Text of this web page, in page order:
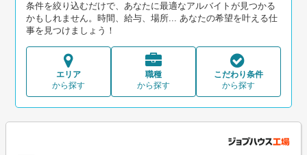
条件を絞り込むだけで、あなたに最適なアルバイトが見つかる
かもしれません。時間、給与、場所... あなたの希望を叶える仕
事を見つけましょう！
エリア
から探す
職種
から探す
こだわり条件
から探す